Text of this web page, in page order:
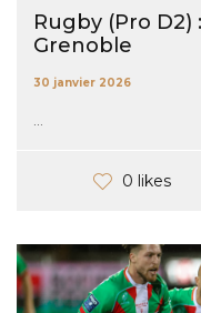
Rugby (Pro D2)
Grenoble
30 janvier 2026
...
0 likes